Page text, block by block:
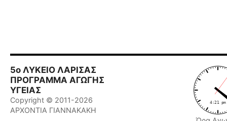
5ο ΛΥΚΕΙΟ ΛΑΡΙΣΑΣ
ΠΡΟΓΡΑΜΜΑ ΑΓΩΓΗΣ
ΥΓΕΙΑΣ
Copyright © 2011-2026
ΑΡΧΟΝΤΙΑ ΓΙΑΝΝΑΚΑΚΗ